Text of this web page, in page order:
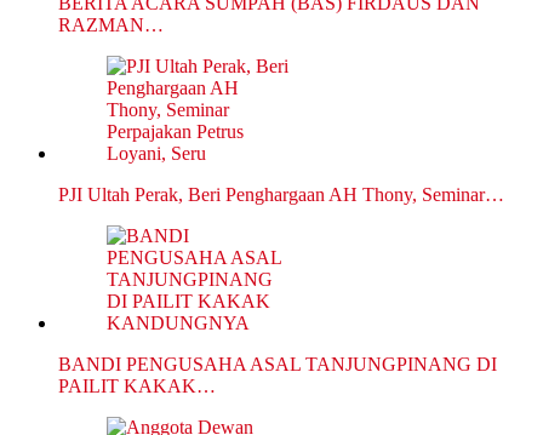
RAZMAN…
PJI Ultah Perak, Beri Penghargaan AH Thony, Seminar…
BANDI PENGUSAHA ASAL TANJUNGPINANG DI
PAILIT KAKAK…